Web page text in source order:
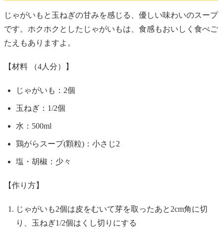
じゃがいもと玉ねぎの甘みを感じる、優しい味わいのスープ
です。ホクホクとしたじゃがいもは、食感もおいしく食べご
たえもありますよ。
【材料 （4人分）】
じゃがいも：2個
玉ねぎ：1/2個
水：500ml
鶏がらスープ(顆粒)：小さじ2
塩・胡椒：少々
【作り方】
じゃがいも2個は皮をむいて芽を取ったあと2cm角に切
り、玉ねぎ1/2個はくし切りにする